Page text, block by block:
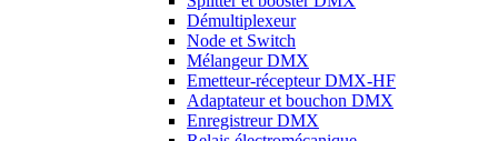
Démultiplexeur
Node et Switch
Mélangeur DMX
Emetteur-récepteur DMX-HF
Adaptateur et bouchon DMX
Enregistreur DMX